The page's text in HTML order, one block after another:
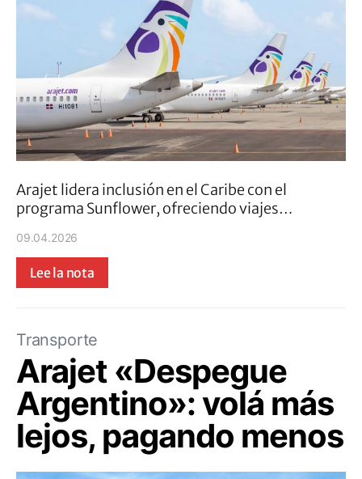
Arajet lidera inclusión en el Caribe con el
programa Sunflower, ofreciendo viajes…
09.04.2026
Lee la nota
Transporte
Arajet «Despegue
Argentino»: volá más
lejos, pagando menos